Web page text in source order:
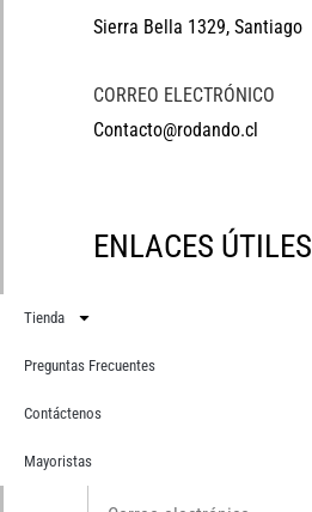
Sierra Bella 1329, Santiago
CORREO ELECTRÓNICO
Contacto@rodando.cl
ENLACES ÚTILES
Tienda
Preguntas Frecuentes
Contáctenos
Mayoristas
Suscríbete
Correo electrónico